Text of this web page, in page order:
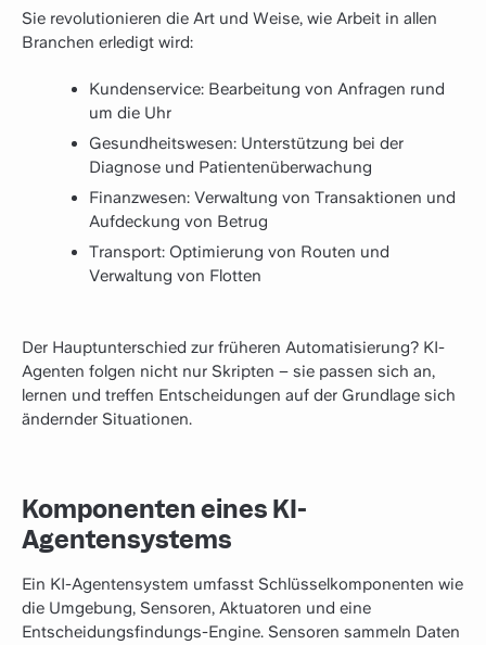
Sie revolutionieren die Art und Weise, wie Arbeit in allen
Branchen erledigt wird:
Kundenservice: Bearbeitung von Anfragen rund
um die Uhr
Gesundheitswesen: Unterstützung bei der
Diagnose und Patientenüberwachung
Finanzwesen: Verwaltung von Transaktionen und
Aufdeckung von Betrug
Transport: Optimierung von Routen und
Verwaltung von Flotten
Der Hauptunterschied zur früheren Automatisierung? KI-
Agenten folgen nicht nur Skripten – sie passen sich an,
lernen und treffen Entscheidungen auf der Grundlage sich
ändernder Situationen.
Komponenten eines KI-
Agentensystems
Ein KI-Agentensystem umfasst Schlüsselkomponenten wie
die Umgebung, Sensoren, Aktuatoren und eine
Entscheidungsfindungs-Engine. Sensoren sammeln Daten